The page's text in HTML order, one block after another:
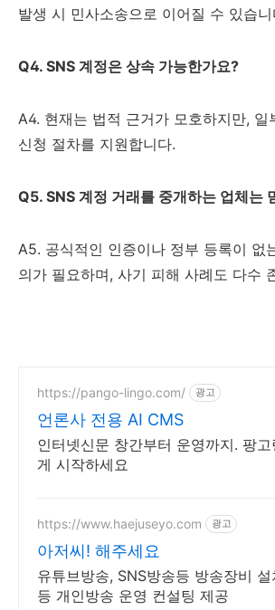
발생 시 민사소송으로 이어질 수 있습니
Q4. SNS 계정은 상속 가능한가요?
A4. 현재는 법적 근거가 모호하지만, 일
신청 절차를 지원합니다.
Q5. SNS 계정 거래를 중개하는 업체는
A5. 공식적인 인증이나 정부 등록이 없
의가 필요하며, 사기 피해 사례도 다수
https://pango-lingo.com/ 광고
언론사 전용 AI CMS
인터넷신문 창간부터 운영까지. 팡
게 시작하세요
https://www.haejuseyo.com 광고
아저씨! 해주세요
유튜브방송, SNS방송등 방송장비
등 개인방송 운영 컨설팅 제공